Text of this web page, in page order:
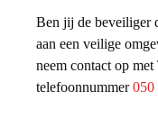
Ben jij de beveiliger
aan een veilige
neem contact op
telefoonnummer050